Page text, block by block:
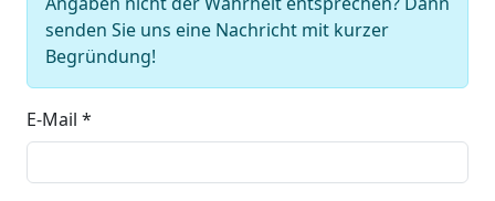
senden Sie uns eine Nachricht mit kurzer
Begründung!
E-Mail *